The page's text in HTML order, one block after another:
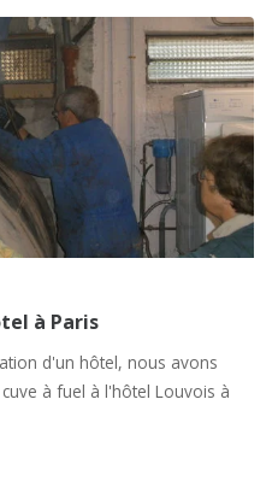
à Paris
d'un hôtel, nous avons
à fuel à l'hôtel Louvois à